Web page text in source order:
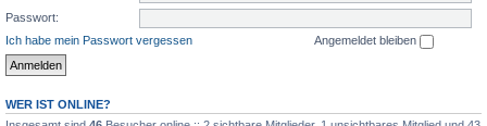
Passwort:
Ich habe mein Passwort vergessen
Angemeldet bleiben
WER IST ONLINE?